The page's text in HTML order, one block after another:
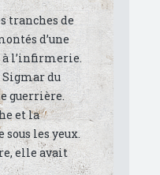
tranches de
d’une
à l’infirmerie.
Sigmar du
guerrière.
et la
les yeux.
elle avait